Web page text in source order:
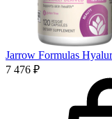
Jarrow Formulas
7 476 ₽